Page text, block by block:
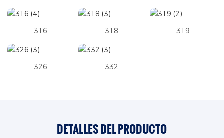
316 318 319
326 332
DETALLES DEL PRODUCTO